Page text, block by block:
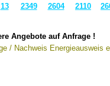
Angebote auf Anfrage !
13 2349 2604 2110
/ Nachweis Energieausweis